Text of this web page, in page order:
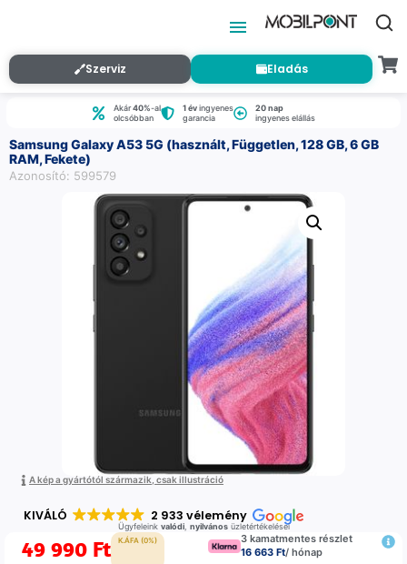
Szerviz Eladás
Akár40%-al
olcsóbban
1 évingyenes
garancia
20 nap
ingyenes elállás
Samsung Galaxy A53 5G (használt, Független, 128 GB, 6 GB
RAM, Fekete)
Azonosító: 599579
A kép a gyártótól származik, csak illustráció
KIVÁLÓ 2 933 vélemény
Ügyfeleink valódi, nyilvánosüzletértékelései
49 990 Ft K.ÁFA (0%)
3 kamatmentes részlet
16 663 Ft/ hónap